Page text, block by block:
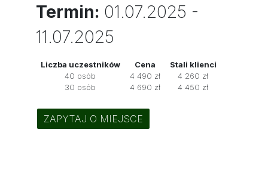
Termin: 01.07.2025 -
11.07.2025
Liczba uczestników Cena
Stali klienci
40 osób
4 490 zł
4 260 zł
30 osób
4 690 zł 4 450 zł
ZAPYTAJ O MIEJSCE